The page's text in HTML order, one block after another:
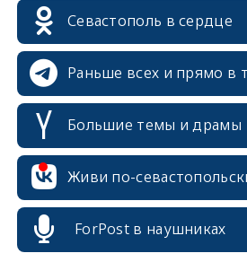
Севастополь в сердце
Раньше всех и прямо в
Большие темы и драмы
Живи по-
ForPost в наушниках